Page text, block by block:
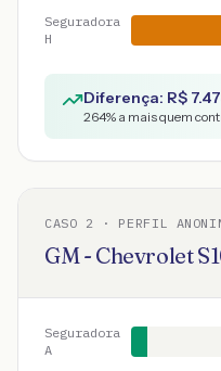
Seguradora
H
Diferença: R$
264% a mais quem
CASO 2 · PERFIL
GM - Chevrolet
Seguradora
A